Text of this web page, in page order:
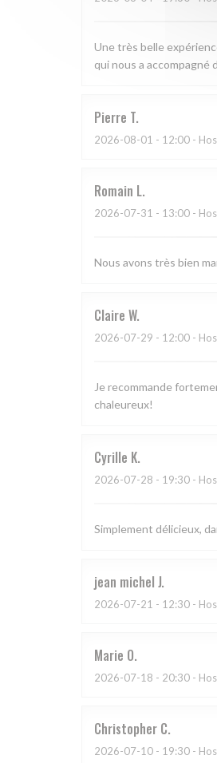
Une très belle
qui nous a
Pierre T
2026-08-01 - 12:00 -
Romain L
2026-07-31 - 13:00 -
Nous avons très bien
Claire W
2026-07-29 - 12:00 -
Je recommande
chaleureux!
Cyrille K
2026-07-28 - 19:30 -
Simplement délicieux,
jean michel J
2026-07-21 - 12:30 -
Marie O
2026-07-18 - 20:30 -
Christopher C
2026-07-10 - 19:30 -